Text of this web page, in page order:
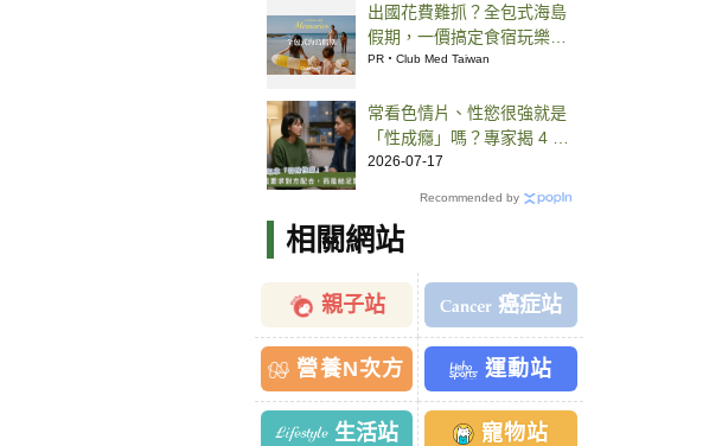
出國花費難抓？全包式海島
假期，一價搞定食宿玩樂，
省錢更省心！
PR・Club Med Taiwan
常看色情片、性慾很強就是
「性成癮」嗎？專家揭 4 大
判斷特徵
2026-07-17
Recommended by
相關網站
親子站 癌症站
營養N次方 運動站
生活站 寵物站